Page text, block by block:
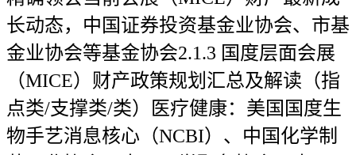
长动态，中国证券投资基金业协会、市基
金业协会等基金协会2.1.3 国度层面会展
（MICE）财产政策规划汇总及解读（指
点类/支撑类/类）医疗健康：美国国度生
物手艺消息核心（NCBI）、中国化学制